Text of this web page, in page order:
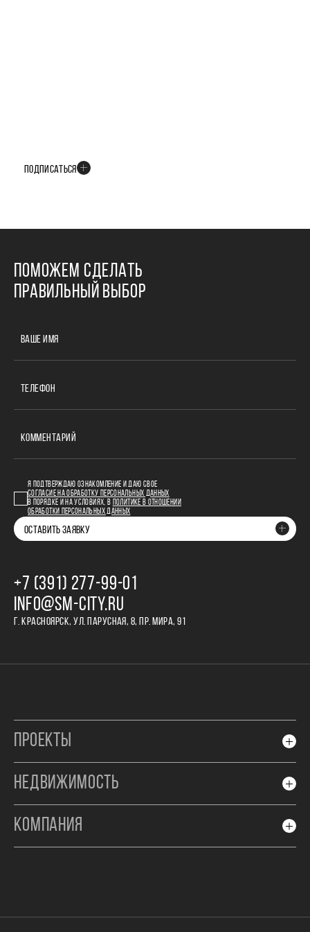
ПОДПИСАТЬСЯ
ПОМОЖЕМ СДЕЛАТЬ
ПРАВИЛЬНЫЙ ВЫБОР
ВАШЕ ИМЯ
ТЕЛЕФОН
КОММЕНТАРИЙ
Я ПОДТВЕРЖДАЮ ОЗНАКОМЛЕНИЕ И ДАЮ СВОЕ
СОГЛАСИЕ НА ОБРАБОТКУ ПЕРСОНАЛЬНЫХ ДАННЫХ
В ПОРЯДКЕ И НА УСЛОВИЯХ, В
ПОЛИТИКЕ В ОТНОШЕНИИ
ОБРАБОТКИ ПЕРСОНАЛЬНЫХ ДАННЫХ
ОСТАВИТЬ ЗАЯВКУ
+7 (391) 277‒99‒01
INFO@SM-CITY.RU
Г. КРАСНОЯРСК, УЛ. ПАРУСНАЯ, 8, ПР. МИРА, 91
ПРОЕКТЫ
НЕДВИЖИМОСТЬ
КОМПАНИЯ